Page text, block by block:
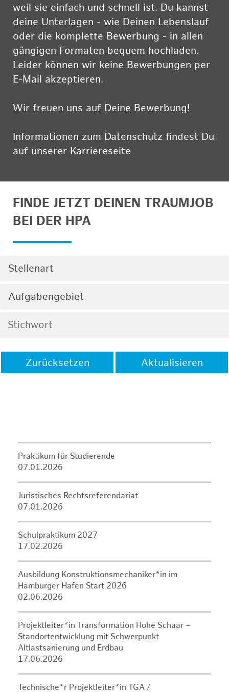
weil sie einfach und schnell ist. Du kannst
deine Unterlagen - wie Deinen Lebenslauf
oder die komplette Bewerbung - in allen
gängigen Formaten bequem hochladen.
Leider können wir keine Bewerbungen per
E-Mail akzeptieren.
Wir freuen uns auf Deine Bewerbung!
Informationen zum Datenschutz findest Du
auf unserer Karriereseite
FINDE JETZT DEINEN TRAUMJOB
BEI DER HPA
Stellenart
Aufgabengebiet
Zurücksetzen Aktualisieren
Praktikum für Studierende
07.01.2026
Juristisches Rechtsreferendariat
07.01.2026
Schulpraktikum 2027
17.02.2026
Ausbildung Konstruktionsmechaniker*in im
Hamburger Hafen Start 2026
02.06.2026
Projektleiter*in Transformation Hohe Schaar –
Standortentwicklung mit Schwerpunkt
Altlastsanierung und Erdbau
17.06.2026
Technische*r Projektleiter*in TGA /